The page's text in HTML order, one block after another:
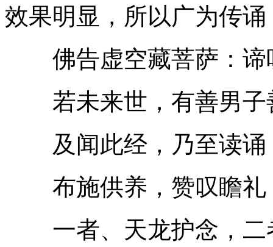
效果明显，所以广为传诵
佛告虚空藏菩萨：谛
若未来世，有善男子
及闻此经，乃至读诵
布施供养，赞叹瞻礼
一者、天龙护念，二